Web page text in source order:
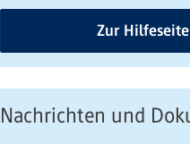
Zur Hilfeseite
Nachrichten und